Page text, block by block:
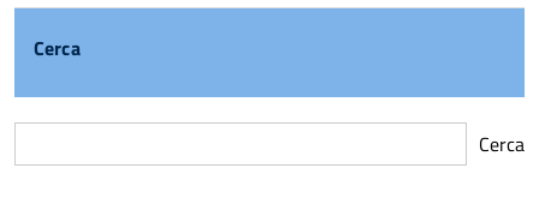
Cerca
Cerca